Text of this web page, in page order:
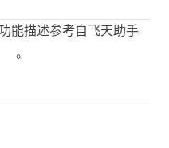
能描述参考自飞天助手
。